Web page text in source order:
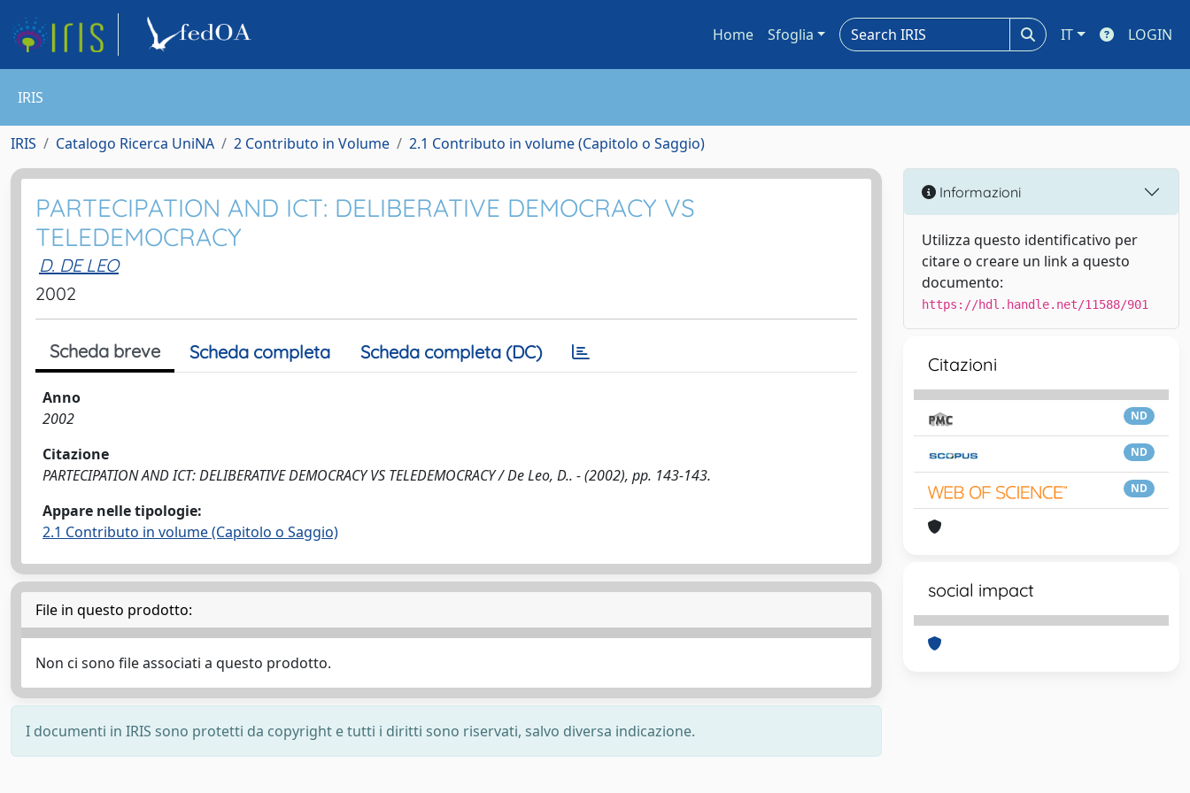
Home Sfoglia IT LOGIN
IRIS
IRIS Catalogo Ricerca UniNA 2 Contributo in Volume 2.1 Contributo in volume (Capitolo o Saggio)
PARTECIPATION AND ICT: DELIBERATIVE DEMOCRACY VS
TELEDEMOCRACY
D. DE LEO
2002
Scheda breve Scheda completa Scheda completa (DC)
Anno
2002
Citazione
PARTECIPATION AND ICT: DELIBERATIVE DEMOCRACY VS TELEDEMOCRACY / De Leo, D.. - (2002), pp. 143-143.
Appare nelle tipologie:
2.1 Contributo in volume (Capitolo o Saggio)
File in questo prodotto:
Non ci sono file associati a questo prodotto.
I documenti in IRIS sono protetti da copyright e tutti i diritti sono riservati, salvo diversa indicazione.
Informazioni
Utilizza questo identificativo per
citare o creare un link a questo
documento:
https://hdl.handle.net/11588/901
Citazioni
ND
ND
ND
social impact